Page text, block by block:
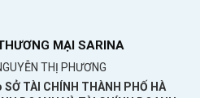
MẠI SARINA
THỊ PHƯƠNG
TÀI CHÍNH THÀNH PHỐ HÀ